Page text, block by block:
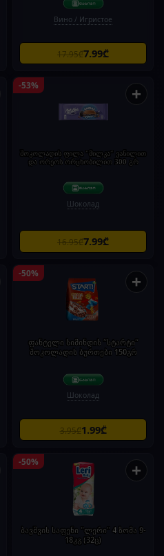
Вино / Игристое
17.95₾7.99₾
-53% +
შოკოლადის ფილა "მილკა" ვანილით
და ორეოს ორცხობილით 300 გრ
Шоколад
16.95₾7.99₾
-50% +
ფანტელი სიმინდის ”სტარტი”
შოკოლადის ბურთები 150გრ
Шоколад
3.95₾1.99₾
-50% +
ბავშვის საფენი "ლერი" 4 ზომა 9-
18კგ (32ც)